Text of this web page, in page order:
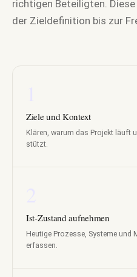
richtigen Beteiligten.
der Zieldefinition bis zur
Ziele und Kontext
Klären, warum das Projekt läuft
stützt.
Ist-Zustand aufnehmen
Heutige Prozesse, Systeme und
erfassen.